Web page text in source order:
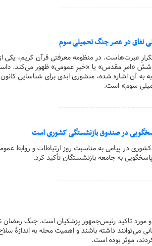
نفاق در عصر جنگ تحمیلی سوم
تکرارِ عبرت‌هاست. در منظومه معرفتی قرآن کریم، یکی
«امرِ مقدس» یا «خیرِ عمومی» ظهور می‌کند.
و ۱۰۸ سوره مبارکه توبه به آن اشاره شده، منشوری ابدی برای شناسایی
سوم» است.
در صندوق بازنشستگی کشوری است
در پیامی به مناسبت روز ارتباطات و روابط
به جامعه بازنشستگان تأکید کرد.
و مورد تاکید رئیس‌جمهور پزشکیان است. جنگ رمضان
داشته باشند و اهمیت محله به اندازۀ
موثر بوده است.